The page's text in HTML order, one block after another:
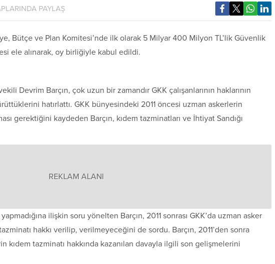
PAYLAŞ
Bütçe ve Plan Komitesi’nde ilk olarak 5 Milyar 400 Milyon TL’lik Güvenlik
ele alınarak, oy birliğiyle kabul edildi.
Devrim Barçın, çok uzun bir zamandır GKK çalışanlarının haklarının
hatırlattı. GKK bünyesindeki 2011 öncesi uzman askerlerin
gerektiğini kaydeden Barçın, kıdem tazminatları ve İhtiyat Sandığı
REKLAM ALANI
ilişkin soru yönelten Barçın, 2011 sonrası GKK’da uzman asker
hakkı verilip, verilmeyeceğini de sordu. Barçın, 2011’den sonra
kıdem tazminatı hakkında kazanılan davayla ilgili son gelişmelerini